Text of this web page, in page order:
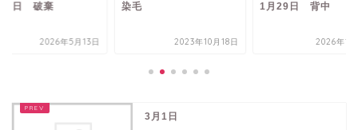
日 破棄
2026年5月13日
染毛
2023年10月18日
1月29日 背中
2026年1
3月1日